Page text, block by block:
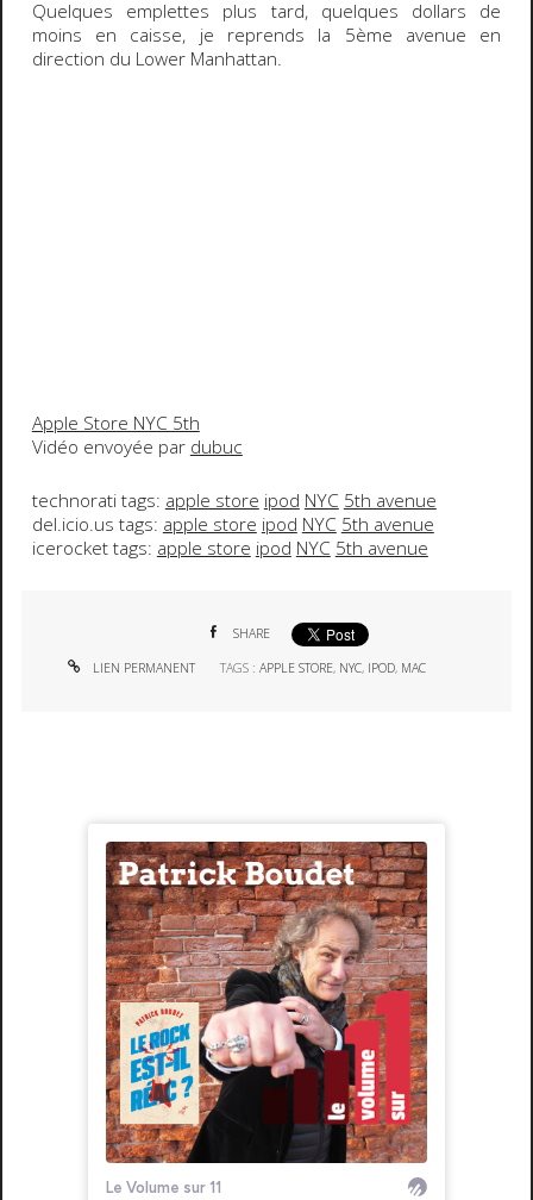
Quelques emplettes plus tard, quelques dollars de
moins en caisse, je reprends la 5ème avenue en
direction du Lower Manhattan.
Apple Store NYC 5th
Vidéo envoyée par dubuc
technorati tags: apple store ipod NYC 5th avenue
del.icio.us tags: apple store ipod NYC 5th avenue
icerocket tags: apple store ipod NYC 5th avenue
SHARE
LIEN PERMANENT TAGS :APPLE STORE, NYC, IPOD, MAC